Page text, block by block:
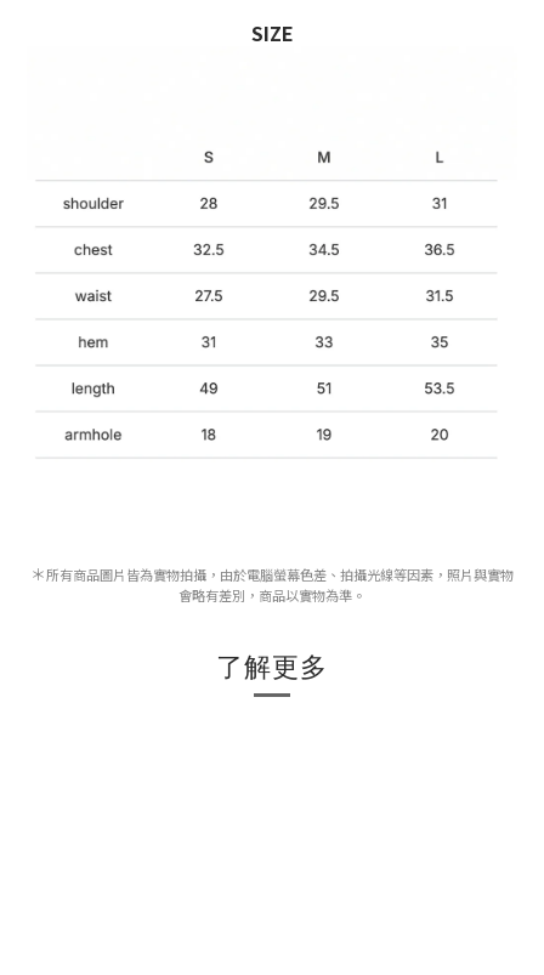
SIZE
＊所有商品圖片皆為實物拍攝，由於電腦螢幕色差、拍攝光線等因素，照片與實物
會略有差別，商品以實物為準。
了解更多